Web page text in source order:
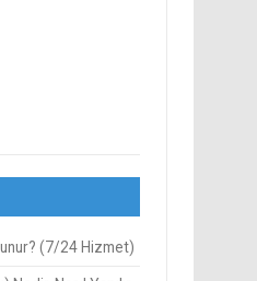
(7/24 Hizmet)